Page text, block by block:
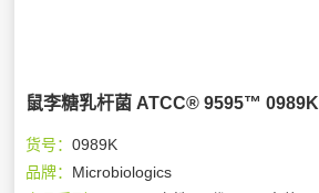
鼠李糖乳杆菌 ATCC® 9595™ 0989K
货号：0989K
品牌： Microbiologics